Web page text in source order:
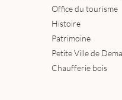
Office du tourisme
Histoire
Patrimoine
Petite Ville de
Chaufferie bois